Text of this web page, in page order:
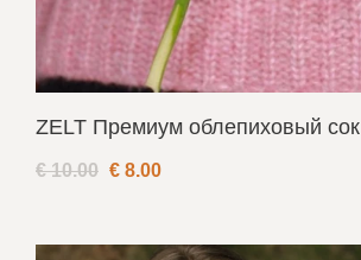
ZELT Премиум oблепиховый сок
€ 10.00 € 8.00